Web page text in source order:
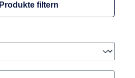
Produkte filtern